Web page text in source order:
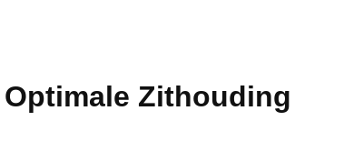
Zithouding